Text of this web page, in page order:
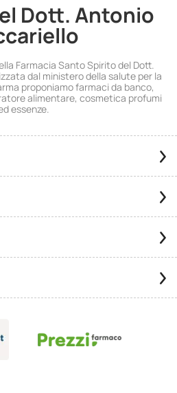
Dott. Antonio
Farmacia Santo Spirito del Dott.
dal ministero della salute per la
proponiamo farmaci da banco,
alimentare, cosmetica profumi
essenze.